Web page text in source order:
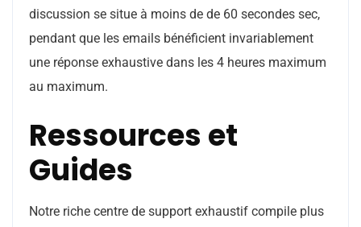
discussion se situe à moins de de 60 secondes sec,
pendant que les emails bénéficient invariablement
une réponse exhaustive dans les 4 heures maximum
au maximum.
Ressources et
Guides
Notre riche centre de support exhaustif compile plus